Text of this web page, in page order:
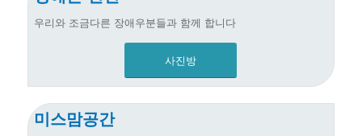
우리와 조금다른 장애우분들과 함께 합니다
사진방
미스맘공간